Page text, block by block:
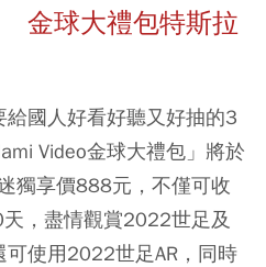
金球大禮包特斯拉
國人好看好聽又好抽的3
Video金球大禮包」將於
獨享價888元，不僅可收
，盡情觀賞2022世足及
使用2022世足AR，同時